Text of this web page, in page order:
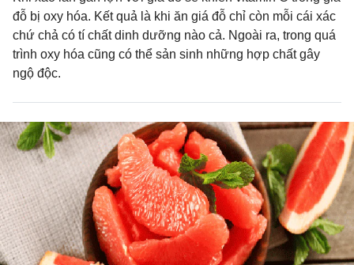
đỗ bị oxy hóa. Kết quả là khi ăn giá đỗ chỉ còn mỗi cái xác
chứ chả có tí chất dinh dưỡng nào cả. Ngoài ra, trong quá
trình oxy hóa cũng có thể sản sinh những hợp chất gây
ngộ độc.